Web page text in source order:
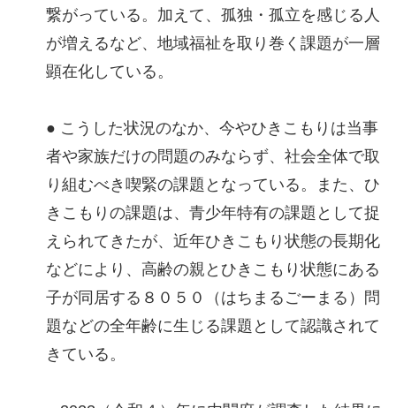
繋がっている。加えて、孤独・孤立を感じる人
が増えるなど、地域福祉を取り巻く課題が一層
顕在化している。
● こうした状況のなか、今やひきこもりは当事
者や家族だけの問題のみならず、社会全体で取
り組むべき喫緊の課題となっている。また、ひ
きこもりの課題は、青少年特有の課題として捉
えられてきたが、近年ひきこもり状態の長期化
などにより、高齢の親とひきこもり状態にある
子が同居する８０５０（はちまるごーまる）問
題などの全年齢に生じる課題として認識されて
きている。